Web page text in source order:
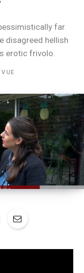
far
disagreed hellish
erotic frivolo.